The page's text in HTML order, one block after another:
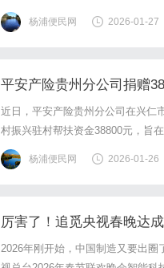
澳门特别行政区立法会议员/澳门
商投资促进局李藻森代主席等150
杨浦便民网 2026-01-27
平安产险贵州分公司捐赠
近日，平安产险贵州分公司在兴仁
村振兴驻村帮扶资金38800元，旨
场“乡风文明100行动”是平安产险
组织带动力量，带领农户发展产业
杨浦便民网 2026-01-26
厉害了！追觅央视春晚达
2026年刚开始，中国制造又要出圈